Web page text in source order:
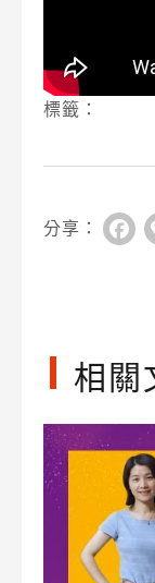
標籤：
分享：
相關